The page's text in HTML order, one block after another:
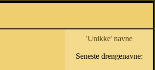
'Unikke' navne
Seneste drengenavne: